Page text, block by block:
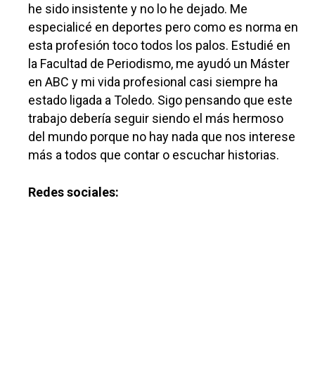
he sido insistente y no lo he dejado. Me
especialicé en deportes pero como es norma en
esta profesión toco todos los palos. Estudié en
la Facultad de Periodismo, me ayudó un Máster
en ABC y mi vida profesional casi siempre ha
estado ligada a Toledo. Sigo pensando que este
trabajo debería seguir siendo el más hermoso
del mundo porque no hay nada que nos interese
más a todos que contar o escuchar historias.
Redes sociales: